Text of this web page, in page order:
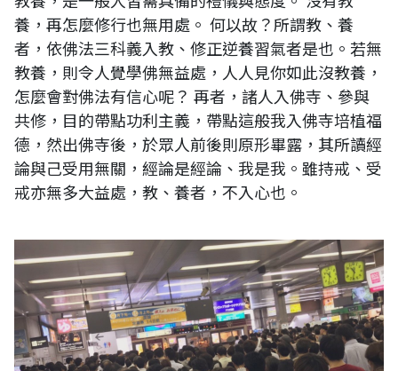
養，再怎麼修行也無用處。 何以故？所謂教、養
者，依佛法三科義入教、修正逆養習氣者是也。若無
教養，則令人覺學佛無益處，人人見你如此沒教養，
怎麼會對佛法有信心呢？ 再者，諸人入佛寺、參與
共修，目的帶點功利主義，帶點這般我入佛寺培植福
德，然出佛寺後，於眾人前後則原形畢露，其所讀經
論與己受用無關，經論是經論、我是我。雖持戒、受
戒亦無多大益處，教、養者，不入心也。
日本神奈川縣其中一個車站，到了接近中午依然人滿為患